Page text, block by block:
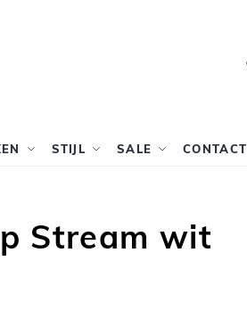
STIJL SALE CONTACT
Stream wit